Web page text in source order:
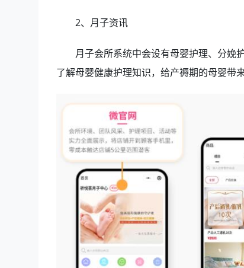
2、月子资讯
月子会所系统中会设有母婴护理、分娩
了解母婴健康护理知识，给产褥期的母婴带